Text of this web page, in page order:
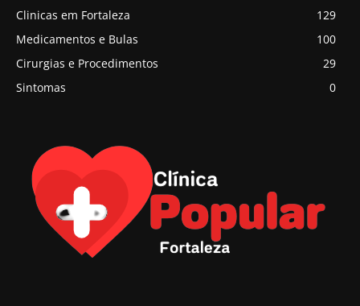
Clinicas em Fortaleza
129
Medicamentos e Bulas
100
Cirurgias e Procedimentos
29
Sintomas
0